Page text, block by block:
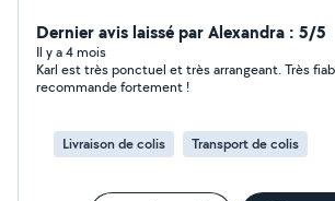
style. Je dispose d'un fourgon et d'un
monter tout ça. Je suis disponible aussi pour vos
livraisons de particuliers à particuliers,
Elbeuf en passant par bien d'autres villes
Dernier avis laissé par Alexandra : 5/5
Il y a 4 mois
Karl est très ponctuel et très arrangeant. Très
recommande fortement !
Livraison de colis Transport de colis